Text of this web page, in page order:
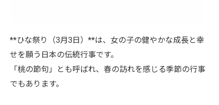
**ひな祭り（3月3日）**は、女の子の健やかな成長と幸
せを願う日本の伝統行事です。
「桃の節句」とも呼ばれ、春の訪れを感じる季節の行事
でもあります。